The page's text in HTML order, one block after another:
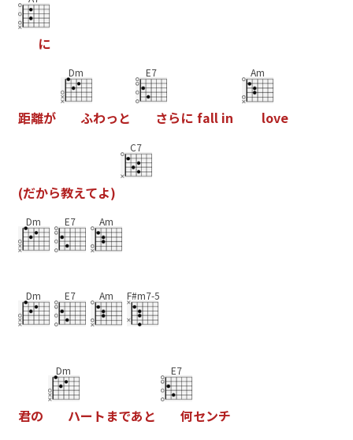
に
距離が
Dm
ふわっ と
E7
さらに fall in
Am
love
(だから教えてよ)
C7
Dm E7 Am
Dm E7 Am F#m7-5
君の
Dm
ハー ト まであ と
E7
何センチ